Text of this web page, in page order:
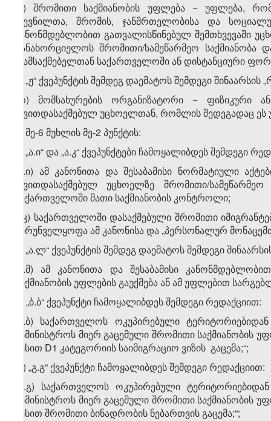
„ჟ) შრომითი საქმიანობის უფლება − უფლება,
დევნილთა, შრომის, ჯანმრთელობისა და
კანონმდებლობით გათვალისწინებულ შემთხვევაში
განახორციელოს შრომითი/სამეწარმეო
დამსაქმებელთან საქართველოში ან დისტანციური
ვ) „ჟ“ ქვეპუნქტის შემდეგ დაემატოს შემდეგი შინაარსის
„რ) მომსახურების ორგანიზატორი − ფიზიკური
თვითდასაქმებულ უცხოელთან, რომლის შედეგადაც ეს
3. მე-6 მუხლის მე-2 პუნქტის:
ა) „ა.ი“ და „ა.კ“ ქვეპუნქტები ჩამოყალიბდეს შემდეგი
„ა.ი) ამ კანონითა და შესაბამისი ნორმატიული
თვითდასაქმებულ უცხოელზე შრომითი/
საქართველოში მათი საქმიანობის კონტროლი;
ა.კ) საქართველოში დასაქმებული შრომითი
უზრუნველყოფა ამ კანონისა და „პერსონალურ
ბ) „ა.ლ“ ქვეპუნქტის შემდეგ დაემატოს შემდეგი
„ა.მ) ამ კანონითა და შესაბამისი
საქმიანობის უფლების გაუქმება ან ამ უფლებით
გ) „ბ.ბ“ ქვეპუნქტი ჩამოყალიბდეს შემდეგი რედაქციით:
„ბ.ბ) საქართველოს ოკუპირებული
სამინისტროს მიერ გაცემული შრომითი
წესით D1 კატეგორიის საიმიგრაციო ვიზის გაცემა;“;
დ) „გ.გ“ ქვეპუნქტი ჩამოყალიბდეს შემდეგი რედაქციით:
„გ.გ) საქართველოს ოკუპირებული
სამინისტროს მიერ გაცემული შრომითი
წესით შრომითი ბინადრობის ნებართვის გაცემა;“;